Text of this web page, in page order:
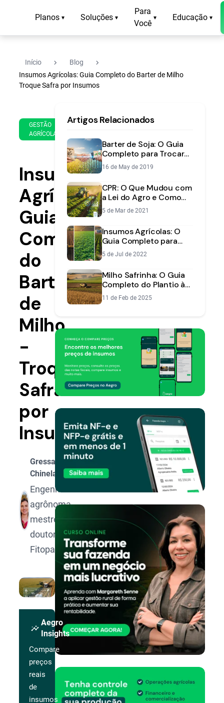
Planos ▾ Soluções ▾
Para
Você
▾ Educação ▾
Início navigate_next Blog navigate_next
Insumos Agrícolas: Guia Completo do Barter de Milho
Troque Safra por Insumos
GESTÃO
AGRÍCOLA
de
de
2020
min
leitura
Insumos
Agrícolas:
Guia
Completo
do
Barter
de
Milho
-
Troque
Safra
por
Insumos
Gressa
Chinelato
Engenheira
agrônoma,
mestre e
doutora em
Fitopatologia.
insights
Aegro
Insights
Compare
preços
reais
de
insumos
Artigos Relacionados
Barter de Soja: O Guia
Completo para Trocar
sua Safra por Insumos
16 de May de 2019
CPR: O Que Mudou com
a Lei do Agro e Como
Isso Afeta Você,
Produtor Rural
5 de Mar de 2021
Insumos Agrícolas: O
Guia Completo para
Comprar e Gerenciar
com Eficiência
5 de Jul de 2022
Milho Safrinha: O Guia
Completo do Plantio à
Colheita Lucrativa
11 de Feb de 2025